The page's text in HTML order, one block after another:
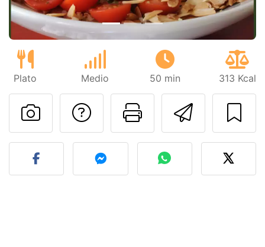
Plato Medio 50 min 313 Kcal
Imprimir
Preguntar al autor
Publicar la foto de esta